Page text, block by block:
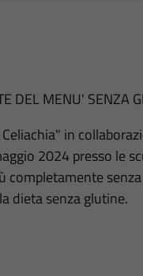
DEL MENU' SENZA
in
2024 presso le
completamente
dieta senza glutine.